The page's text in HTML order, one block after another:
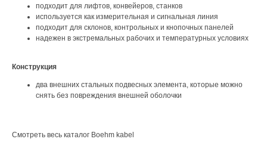
подходит для лифтов, конвейеров, станков
используется как измерительная и сигнальная линия
подходит для склонов, контрольных и кнопочных панелей
надежен в экстремальных рабочих и температурных условиях
Конструкция
два внешних стальных подвесных элемента, которые можно
снять без повреждения внешней оболочки
Смотреть весь каталог Boehm kabel